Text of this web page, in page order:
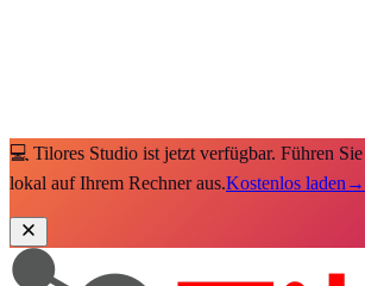
💻 Tilores Studio ist jetzt verfügbar. Führen
lokal auf Ihrem Rechner aus.Kostenlos laden →